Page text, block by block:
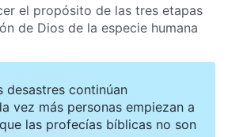
Lo que nos gustaría
ha terminado la obra de juicio de
en los últimos días la era de la
el propósito de las tres etapas
de Dios de la especie humana
desastres continúan
vez más personas empiezan a
las profecías bíblicas no son